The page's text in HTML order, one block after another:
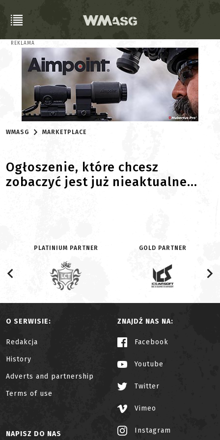
REKLAMA
WMASG MARKETPLACE
Ogłoszenie, które chcesz
zobaczyć jest już nieaktualne...
PLATINIUM PARTNER GOLD PARTNER
O SERWISIE:
Redakcja
History
Adverts and partnership
Terms of use
ZNAJDŹ NAS NA:
Facebook
Youtube
Twitter
Vimeo
Instagram
NAPISZ DO NAS